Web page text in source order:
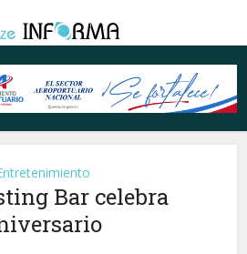
Bar celebra